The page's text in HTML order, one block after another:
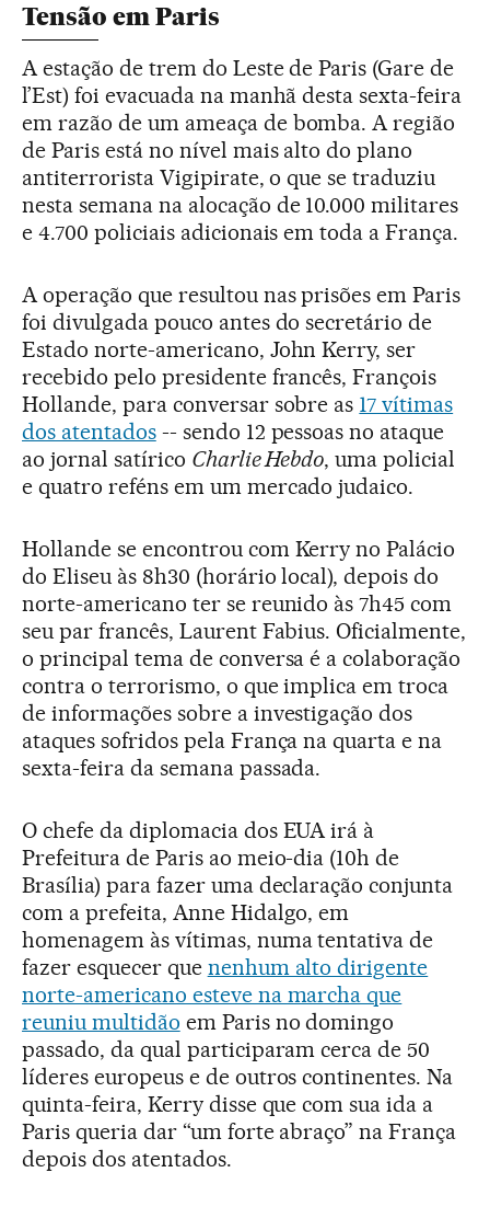
Tensão em Paris
A estação de trem do Leste de Paris (Gare de
l’Est) foi evacuada na manhã desta sexta-feira
em razão de um ameaça de bomba. A região
de Paris está no nível mais alto do plano
antiterrorista Vigipirate, o que se traduziu
nesta semana na alocação de 10.000 militares
e 4.700 policiais adicionais em toda a França.
A operação que resultou nas prisões em Paris
foi divulgada pouco antes do secretário de
Estado norte-americano, John Kerry, ser
recebido pelo presidente francês, François
Hollande, para conversar sobre as 17 vítimas
dos atentados-- sendo 12 pessoas no ataque
ao jornal satírico Charlie Hebdo, uma policial
e quatro reféns em um mercado judaico.
Hollande se encontrou com Kerry no Palácio
do Eliseu às 8h30 (horário local), depois do
norte-americano ter se reunido às 7h45 com
seu par francês, Laurent Fabius. Oficialmente,
o principal tema de conversa é a colaboração
contra o terrorismo, o que implica em troca
de informações sobre a investigação dos
ataques sofridos pela França na quarta e na
sexta-feira da semana passada.
O chefe da diplomacia dos EUA irá à
Prefeitura de Paris ao meio-dia (10h de
Brasília) para fazer uma declaração conjunta
com a prefeita, Anne Hidalgo, em
homenagem às vítimas, numa tentativa de
fazer esquecer que nenhum alto dirigente
norte-americano esteve na marcha que
reuniu multidão em Paris no domingo
passado, da qual participaram cerca de 50
líderes europeus e de outros continentes. Na
quinta-feira, Kerry disse que com sua ida a
Paris queria dar “um forte abraço” na França
depois dos atentados.